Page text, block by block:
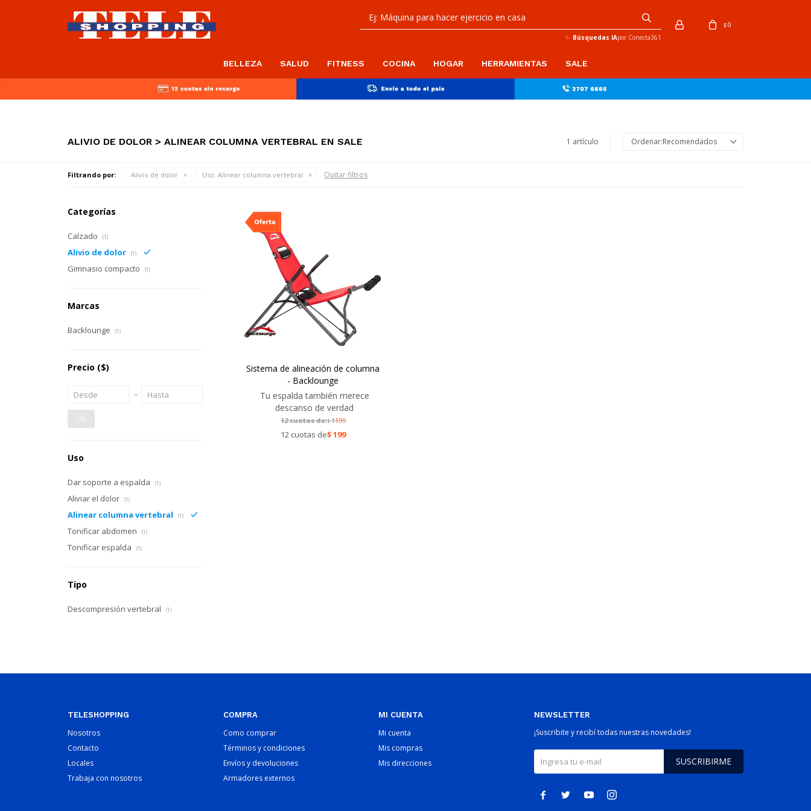
BELLEZA SALUD FITNESS COCINA HOGAR HERRAMIENTAS SALE
✨ Búsquedas IApor Conecta361
$0
ALIVIO DE DOLOR > ALINEAR COLUMNA VERTEBRAL EN SALE 1 artículo Recomendados
Filtrando por: Alivio de dolor Uso: Alinear columna vertebral Quitar filtros
Sistema de alineación de columna
- Backlounge
Tu espalda también merece
descanso de verdad
12 cuotas de:$1199
12 cuotas de$199
Categorías
Calzado (1)
Alivio de dolor (1)
Gimnasio compacto (1)
Marcas
Backlounge (1)
Precio ($)
OK
Uso
Dar soporte a espalda (1)
Aliviar el dolor (1)
Alinear columna vertebral (1)
Tonificar abdomen (1)
Tonificar espalda (1)
Tipo
Descompresión vertebral (1)
TELESHOPPING
Nosotros
Contacto
Locales
Trabaja con nosotros
COMPRA
Como comprar
Términos y condiciones
Envíos y devoluciones
Armadores externos
MI CUENTA
Mi cuenta
Mis compras
Mis direcciones
NEWSLETTER
¡Suscribite y recibí todas nuestras novedades!
SUSCRIBIRME
   